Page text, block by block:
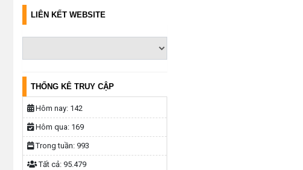
LIÊN KẾT WEBSITE
THỐNG KÊ TRUY CẬP
Hôm nay: 142
Hôm qua: 169
Trong tuần: 993
Tất cả: 95.479